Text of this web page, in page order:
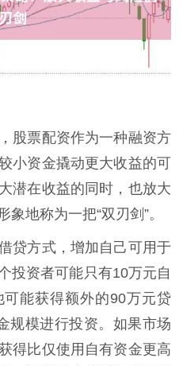
股票配资作为一种融资方
小资金撬动更大收益的可
潜在收益的同时，也放大
地称为一把“双刃剑”。
贷方式，增加自己可用于
投资者可能只有10万元自
能获得额外的90万元贷
规模进行投资。如果市场
得比仅使用自有资金更高